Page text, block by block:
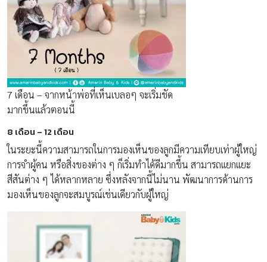
7 เดือน – จากหน้าพ่อที่เห็นเบลอๆ จะเริ่มชัด
มากขึ้นแล้วตอนนี้
8 เดือน – 12 เดือน
ในระยะนี้ความสามารถในการมองเห็นของลูกมีความเทียบเท่าผู้ใหญ่
การจำผู้คน หรือสิ่งของต่าง ๆ ก็เริ่มทำได้ดีมากขึ้น สามารถเเยกเเยะ
สีสันต่าง ๆ ได้หลากหลาย ซึ่งหลังจากนี้ไม่นาน พัฒนาการด้านการ
มองเห็นของลูกจะสมบูรณ์เช่นเดียวกับผู้ใหญ่